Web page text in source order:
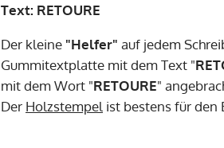
Text: RETOURE
Der kleine "Helfer" auf jedem
Gummitextplatte mit dem Text "
mit dem Wort "RETOURE"
Der Holzstempel ist bestens für den